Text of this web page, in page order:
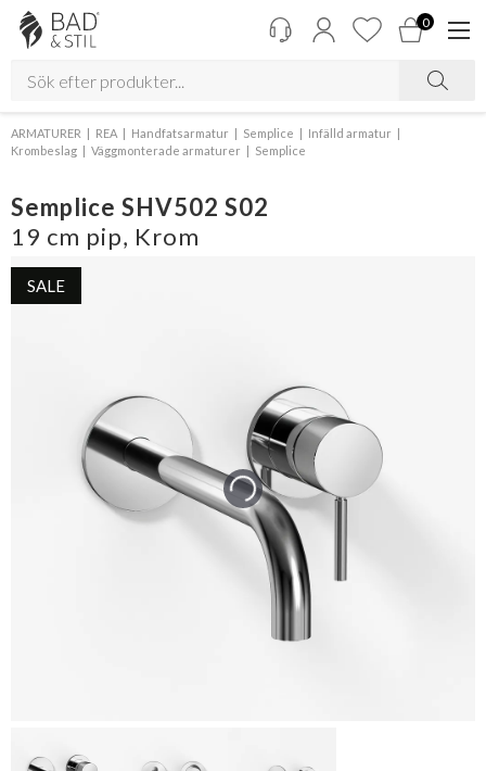
0
ARMATURER REA Handfatsarmatur Semplice
Infälld armatur
Krombeslag
Väggmonterade armaturer Semplice
Semplice SHV502 S02
19 cm pip, Krom
SALE